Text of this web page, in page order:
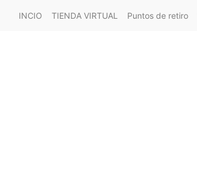
INCIO TIENDA VIRTUAL Puntos de retiro